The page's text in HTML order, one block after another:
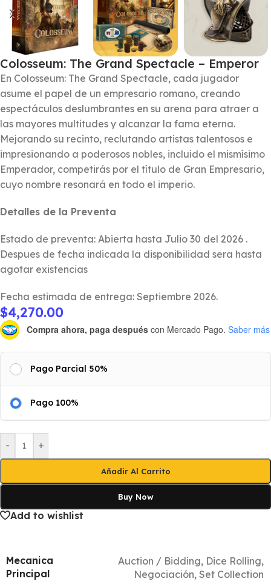
Colosseum: The Grand Spectacle – Emperor
En Colosseum: The Grand Spectacle, cada jugador
asume el papel de un empresario romano, creando
espectáculos deslumbrantes en su arena para atraer a
las mayores multitudes y alcanzar la fama eterna.
Mejorando su recinto, reclutando artistas talentosos e
impresionando a poderosos nobles, incluido el mismísimo
Emperador, competirás por el título de Gran Empresario,
cuyo nombre resonará en todo el imperio.
Detalles de la Preventa
Estado de preventa: Abierta hasta Julio 30 del 2026 .
Despues de fecha indicada la disponibilidad sera hasta
agotar existencias
Fecha estimada de entrega: Septiembre 2026.
$4,270.00
Compra ahora, paga después con Mercado Pago. Saber más
Pago Parcial 50%
Pago 100%
- +
Añadir Al Carrito
Buy Now
Add to wishlist
Mecanica
Principal
Auction / Bidding, Dice Rolling,
Negociación, Set Collection